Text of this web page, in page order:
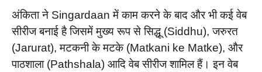
अंकिता ने Singardaan में काम करने के बाद और भी कई वेब
सीरीज बनाई है जिसमें मुख्य रूप से सिद्धू (Siddhu), जरुरत
(Jarurat), मटकनी के मटके (Matkani ke Matke), और
पाठशाला (Pathshala) आदि वेब सीरीज शामिल हैं। इन वेब